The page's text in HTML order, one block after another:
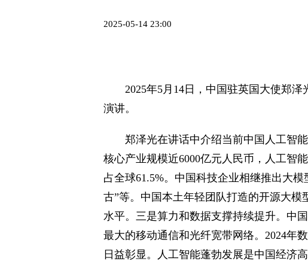
2025-05-14 23:00
2025年5月14日，中国驻英国大使郑
演讲。
郑泽光在讲话中介绍当前中国人工智
核心产业规模近6000亿元人民币，人工智
占全球61.5%。中国科技企业相继推出大
古”等。中国本土年轻团队打造的开源大模
水平。三是算力和数据支撑持续提升。中
最大的移动通信和光纤宽带网络。2024年
日益彰显。人工智能蓬勃发展是中国经济